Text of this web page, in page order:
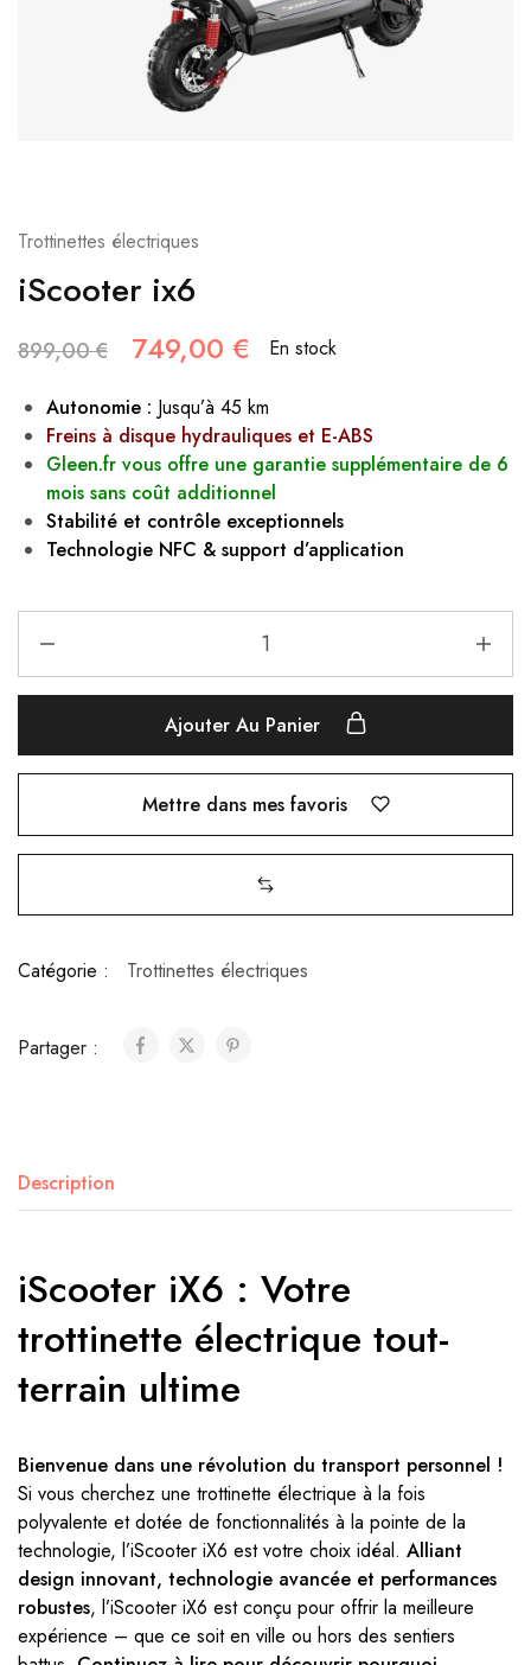
Trottinettes électriques
iScooter ix6
899,00€ 749,00 € En stock
Autonomie : Jusqu’à 45 km
Freins à disque hydrauliques et E-ABS
Gleen.fr vous offre une garantie supplémentaire de 6
mois sans coût additionnel
Stabilité et contrôle exceptionnels
Technologie NFC & support d’application
Ajouter Au Panier
Mettre dans mes favoris
Catégorie : Trottinettes électriques
Partager :
Description
iScooter iX6 : Votre
trottinette électrique tout-
terrain ultime
Bienvenue dans une révolution du transport personnel !
Si vous cherchez une trottinette électrique à la fois
polyvalente et dotée de fonctionnalités à la pointe de la
technologie, l’iScooter iX6 est votre choix idéal. Alliant
design innovant, technologie avancée et performances
robustes, l’iScooter iX6 est conçu pour offrir la meilleure
expérience – que ce soit en ville ou hors des sentiers